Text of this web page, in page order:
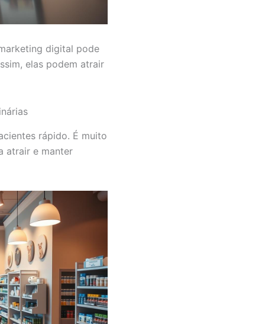
digital pode
elas podem atrair
rápido. É muito
atrair e manter